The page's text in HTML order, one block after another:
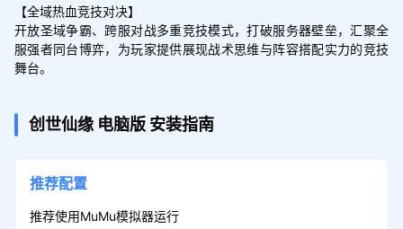
【全域热血竞技对决】
开放圣域争霸、跨服对战多重竞技模式，打破服务器壁垒，汇聚全
服强者同台博弈，为玩家提供展现战术思维与阵容搭配实力的竞技
舞台。
创世仙缘 电脑版 安装指南
推荐配置
推荐使用MuMu模拟器运行